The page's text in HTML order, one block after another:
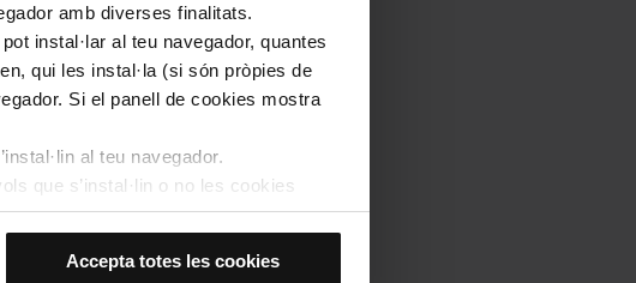
amb diverses finalitats.
instal·lar al teu navegador, quantes
qui les instal·la (si són pròpies de
Si el panell de cookies mostra
al teu navegador.
que s’instal·lin o no les cookies
les cookies de personalització,
Accepta totes les cookies